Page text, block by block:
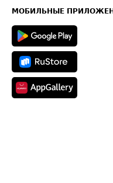
Техническая информация
МОБИЛЬНЫЕ